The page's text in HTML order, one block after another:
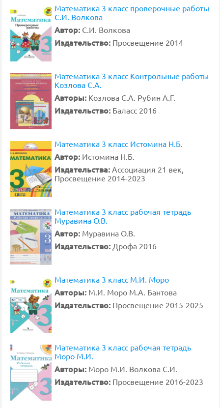
Математика 3 класс проверочные работы
С.И. Волкова
Автор: С.И. Волкова
Издательство: Просвещение 2014
Математика 3 класс Контрольные работы
Козлова С.А.
Авторы: Козлова С.А. Рубин А.Г.
Издательство: Баласс 2016
Математика 3 класс Истомина Н.Б.
Автор: Истомина Н.Б.
Издательства: Ассоциация 21 век,
Просвещение 2014-2023
Математика 3 класс рабочая тетрадь
Муравина О.В.
Автор: Муравина О.В.
Издательство: Дрофа 2016
Математика 3 класс М.И. Моро
Авторы: М.И. Моро М.А. Бантова
Издательство: Просвещение 2015-2025
Математика 3 класс рабочая тетрадь
Моро М.И.
Авторы: Моро М.И. Волкова С.И.
Издательство: Просвещение 2016-2023